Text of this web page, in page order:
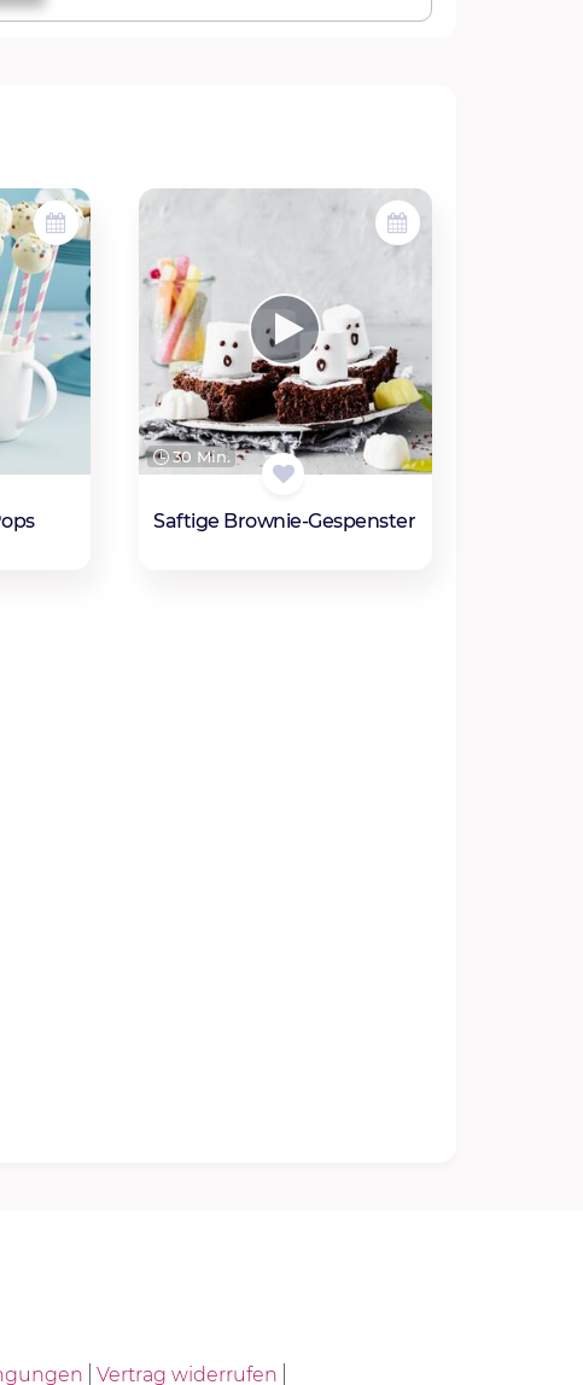
30 Min.
Saftige Brownie-Gespenster
Vertrag widerrufen